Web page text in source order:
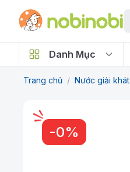
Danh Mục
Trang chủ / Nước giải khát
-0%